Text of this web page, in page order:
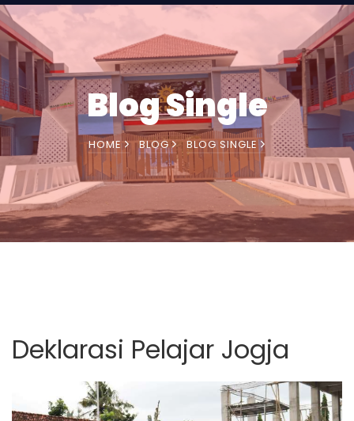
Blog Single
HOME BLOG BLOG SINGLE
Deklarasi Pelajar Jogja